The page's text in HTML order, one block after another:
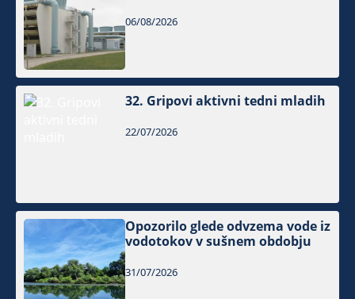
06/08/2026
32. Gripovi aktivni tedni mladih
22/07/2026
Opozorilo glede odvzema vode iz
vodotokov v sušnem obdobju
31/07/2026